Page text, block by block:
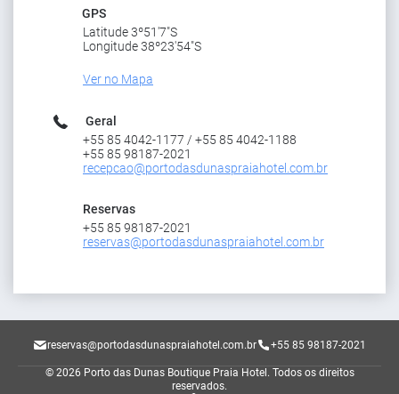
GPS
Latitude 3º51'7"S
Longitude 38º23'54"S
Ver no Mapa
Geral
+55 85 4042-1177 / +55 85 4042-1188
+55 85 98187-2021
recepcao@portodasdunaspraiahotel.com.br
Reservas
+55 85 98187-2021
reservas@portodasdunaspraiahotel.com.br
reservas@portodasdunaspraiahotel.com.br +55 85 98187-2021
© 2026 Porto das Dunas Boutique Praia Hotel. Todos os direitos
reservados.